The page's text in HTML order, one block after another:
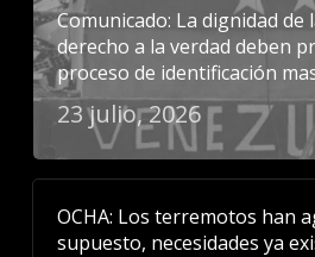
Comunicado: La dignidad de
derecho a la verdad deben
proceso de identificación
23 julio, 2026
OCHA: Los terremotos han
supuesto, necesidades ya